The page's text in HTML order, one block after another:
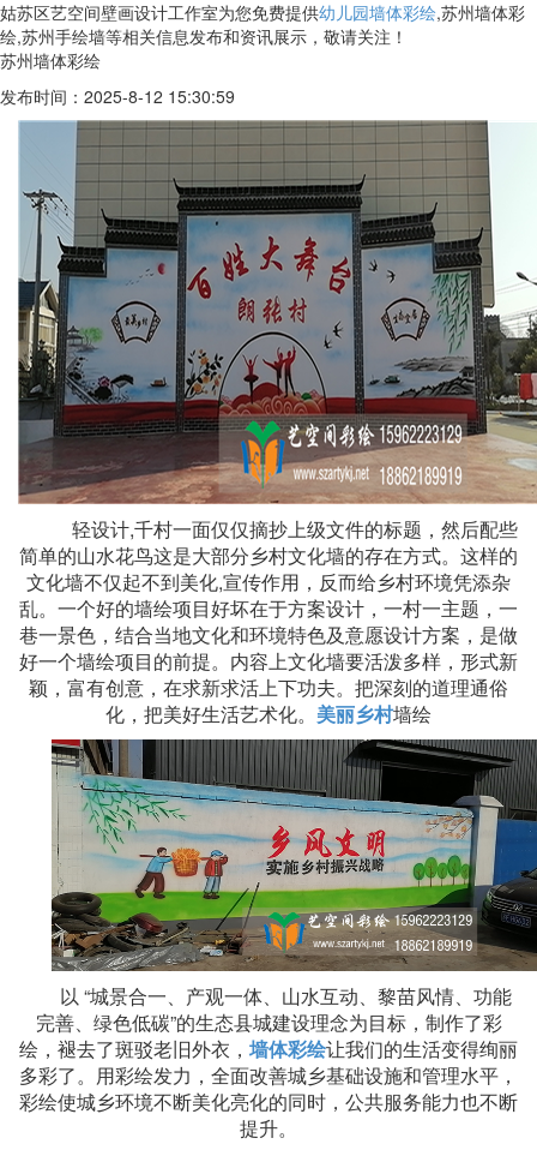
姑苏区艺空间壁画设计工作室为您免费提供幼儿园墙体彩绘,苏州墙体彩
绘,苏州手绘墙等相关信息发布和资讯展示，敬请关注！
苏州墙体彩绘
发布时间：2025-8-12 15:30:59
轻设计,千村一面仅仅摘抄上级文件的标题，然后配些
简单的山水花鸟这是大部分乡村文化墙的存在方式。这样的
文化墙不仅起不到美化,宣传作用，反而给乡村环境凭添杂
乱。一个好的墙绘项目好坏在于方案设计，一村一主题，一
巷一景色，结合当地文化和环境特色及意愿设计方案，是做
好一个墙绘项目的前提。内容上文化墙要活泼多样，形式新
颖，富有创意，在求新求活上下功夫。把深刻的道理通俗
化，把美好生活艺术化。 美丽乡村墙绘
以 “城景合一、产观一体、山水互动、黎苗风情、功能
完善、绿色低碳”的生态县城建设理念为目标，制作了彩
绘，褪去了斑驳老旧外衣， 墙体彩绘让我们的生活变得绚丽
多彩了。用彩绘发力，全面改善城乡基础设施和管理水平，
彩绘使城乡环境不断美化亮化的同时，公共服务能力也不断
提升。